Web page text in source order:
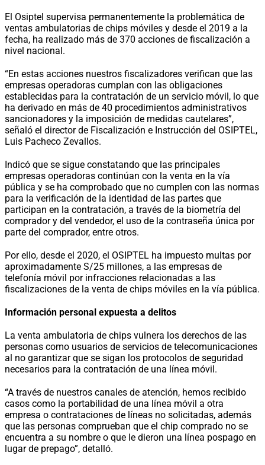
El Osiptel supervisa permanentemente la problemática de
ventas ambulatorias de chips móviles y desde el 2019 a la
fecha, ha realizado más de 370 acciones de fiscalización a
nivel nacional.
“En estas acciones nuestros fiscalizadores verifican que las
empresas operadoras cumplan con las obligaciones
establecidas para la contratación de un servicio móvil, lo que
ha derivado en más de 40 procedimientos administrativos
sancionadores y la imposición de medidas cautelares”,
señaló el director de Fiscalización e Instrucción del OSIPTEL,
Luis Pacheco Zevallos.
Indicó que se sigue constatando que las principales
empresas operadoras continúan con la venta en la vía
pública y se ha comprobado que no cumplen con las normas
para la verificación de la identidad de las partes que
participan en la contratación, a través de la biometría del
comprador y del vendedor, el uso de la contraseña única por
parte del comprador, entre otros.
Por ello, desde el 2020, el OSIPTEL ha impuesto multas por
aproximadamente S/25 millones, a las empresas de
telefonía móvil por infracciones relacionadas a las
fiscalizaciones de la venta de chips móviles en la vía pública.
Información personal expuesta a delitos
La venta ambulatoria de chips vulnera los derechos de las
personas como usuarios de servicios de telecomunicaciones
al no garantizar que se sigan los protocolos de seguridad
necesarios para la contratación de una línea móvil.
“A través de nuestros canales de atención, hemos recibido
casos como la portabilidad de una línea móvil a otra
empresa o contrataciones de líneas no solicitadas, además
que las personas comprueban que el chip comprado no se
encuentra a su nombre o que le dieron una línea pospago en
lugar de prepago”, detalló.